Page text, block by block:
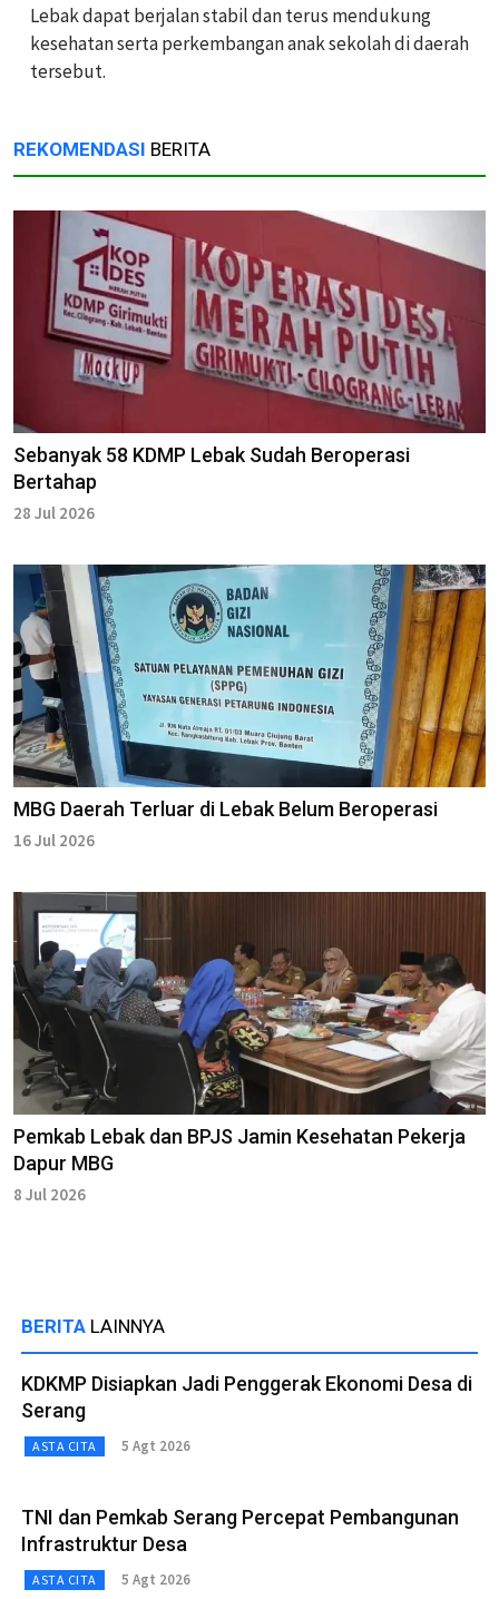
Lebak dapat berjalan stabil dan terus mendukung
kesehatan serta perkembangan anak sekolah di daerah
tersebut.
REKOMENDASI BERITA
Sebanyak 58 KDMP Lebak Sudah Beroperasi
Bertahap
28 Jul 2026
MBG Daerah Terluar di Lebak Belum Beroperasi
16 Jul 2026
Pemkab Lebak dan BPJS Jamin Kesehatan Pekerja
Dapur MBG
8 Jul 2026
BERITA LAINNYA
KDKMP Disiapkan Jadi Penggerak Ekonomi Desa di
Serang
ASTA CITA 5 Agt 2026
TNI dan Pemkab Serang Percepat Pembangunan
Infrastruktur Desa
ASTA CITA 5 Agt 2026